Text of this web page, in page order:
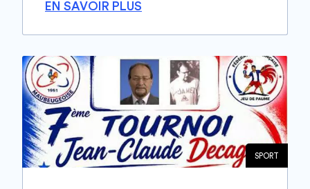
EN SAVOIR PLUS
SPORT